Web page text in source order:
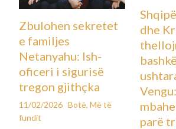
Zbulohen sekretet
e familjes
Netanyahu: Ish-
oficeri i sigurisë
tregon gjithçka
11/02/2026 Botë,Më të
fundit
dhe
parë